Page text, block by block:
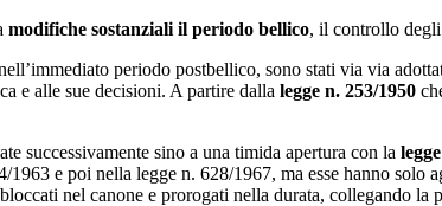
modifiche sostanziali il periodo bellico, il controllo degli
periodo postbellico, sono stati via via
e alle sue decisioni. A partire dalla legge n. 253/1950
successivamente sino a una timida apertura con la
1963 e poi nella legge n. 628/1967, ma esse hanno
nel canone e prorogati nella durata, collegando